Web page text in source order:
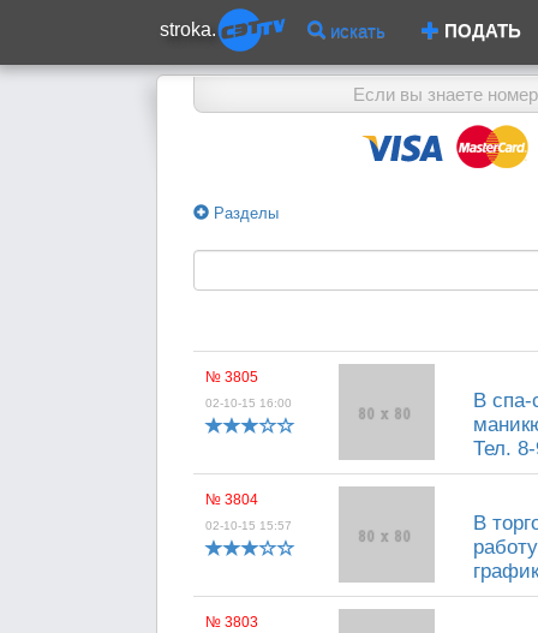
stroka. искать ПОДАТЬ
Если вы знаете
Разделы
№ 3805
02-10-15 16:00
В спа-
Тел.
№ 3804
02-10-15 15:57
В
№ 3803